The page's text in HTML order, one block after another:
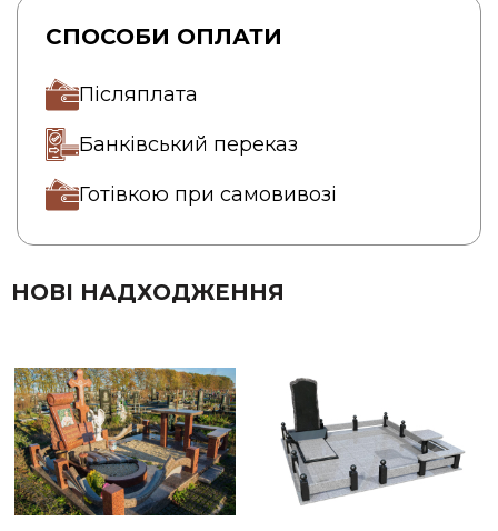
СПОСОБИ ОПЛАТИ
Післяплата
Банківський переказ
Готівкою при самовивозі
НОВІ НАДХОДЖЕННЯ